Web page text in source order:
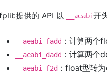
fplib提供的 API 以 __aeabi开
__aeabi_fadd ：计算两个
__aeabi_dadd ：计算两个
__aeabi_f2d ：float型转